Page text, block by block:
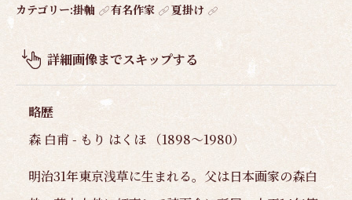
作
概
要
カテゴリー:掛軸 有名作家 夏掛け
詳細画像までスキップする
略歴
森 白甫 - もり はくほ （1898～1980）
明治31年東京浅草に生まれる。父は日本画家の森白